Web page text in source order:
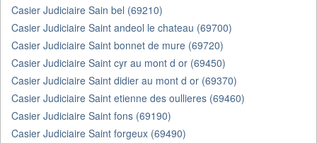
Casier Judiciaire Sain bel (69210)
Casier Judiciaire Saint andeol le chateau (69700)
Casier Judiciaire Saint bonnet de mure (69720)
Casier Judiciaire Saint cyr au mont d or (69450)
Casier Judiciaire Saint didier au mont d or (69370)
Casier Judiciaire Saint etienne des oullieres (69460)
Casier Judiciaire Saint fons (69190)
Casier Judiciaire Saint forgeux (69490)